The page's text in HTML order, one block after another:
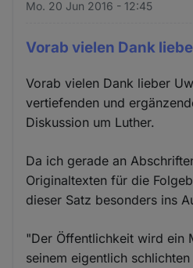
Mo. 20 Jun 2016 - 12:45
Vorab vielen Dank
Vorab vielen Dank lieber
vertiefenden und
Diskussion um Luther.
Da ich gerade an
Originaltexten für die
dieser Satz besonders ins
"Der Öffentlichkeit wird ein
seinem eigentlich